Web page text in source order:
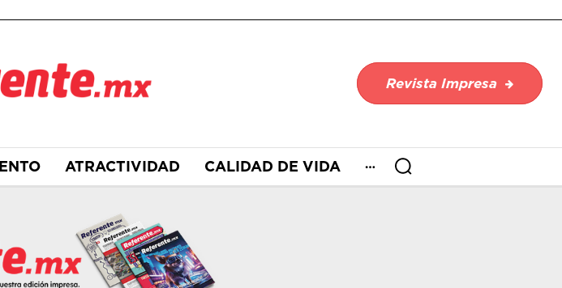
Revista Impresa
ATRACTIVIDAD CALIDAD DE VIDA